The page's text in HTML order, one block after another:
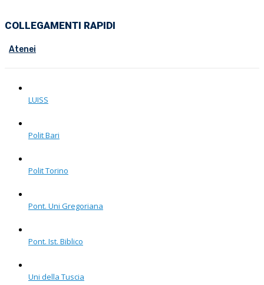
COLLEGAMENTI RAPIDI
Atenei
LUISS
Polit Bari
Polit Torino
Pont. Uni Gregoriana
Pont. Ist. Biblico
Uni della Tuscia